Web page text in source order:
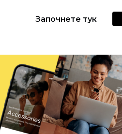
Започнете тук